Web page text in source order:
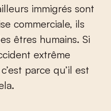
immigrés sont
commerciale, ils
êtres humains. Si
extrême
parce qu’il est